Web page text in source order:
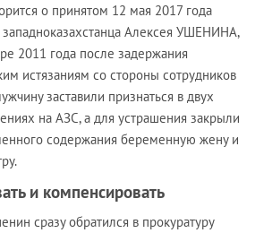
о принятом 12 мая 2017 года
Алексея УШЕНИНА,
2011 года после задержания
истязаниям со стороны сотрудников
заставили признаться в двух
на АЗС, а для устрашения закрыли
содержания беременную жену и
и компенсировать
сразу обратился в прокуратуру